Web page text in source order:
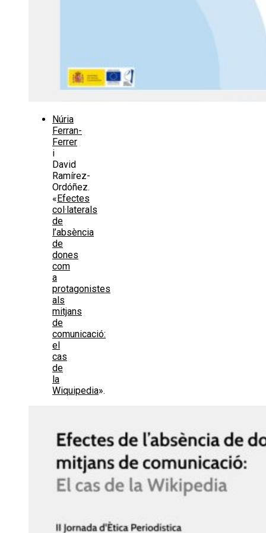
Núria
Ferran-
Ferrer
i
David
Ramírez-
Ordóñez.
« Efectes
col·laterals
de
l’absència
de
dones
com
a
protagonistes
als
mitjans
de
comunicació:
el
cas
de
la
Wiquipedia».